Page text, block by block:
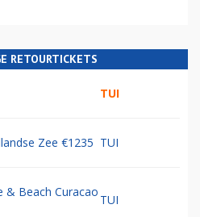
RETOURTICKETS
TUI
Zee €1235 TUI
& Beach Curacao
TUI